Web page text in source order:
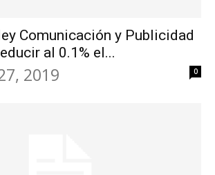
Comunicación y Publicidad
al 0.1% el...
2019 0